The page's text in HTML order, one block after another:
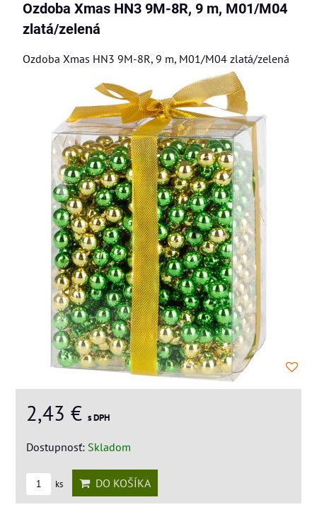
Ozdoba Xmas HN3 9M-8R, 9 m, M01/M04
zlatá/zelená
Ozdoba Xmas HN3 9M-8R, 9 m, M01/M04 zlatá/zelená
2,43 € s DPH
Dostupnosť: Skladom
ks DO KOŠÍKA